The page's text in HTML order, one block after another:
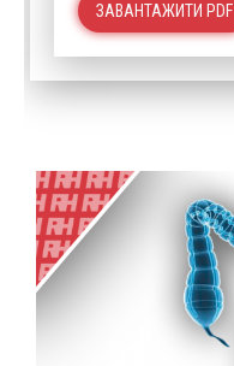
ЗАВАНТАЖИТИ PDF